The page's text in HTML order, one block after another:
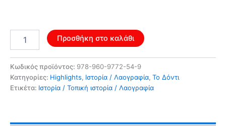
ρίζες
ελληνικής
φυλής
ποσότητα
Προσθήκη στο καλάθι
Κωδικός προϊόντος: 978-960-9772-54-9
Κατηγορίες: Highlights, Ιστορία / Λαογραφία, Το Δόντι
Ετικέτα: Ιστορία / Τοπική ιστορία / Λαογραφία